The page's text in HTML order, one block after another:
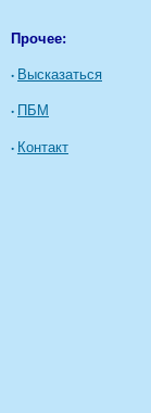
Прочее:
· Высказаться
· ПБМ
· Контакт